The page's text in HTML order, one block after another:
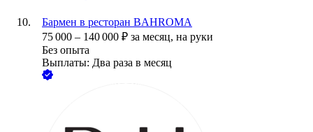
Бармен в ресторан BAHROMA
75 000 – 140 000 ₽ за месяц, на руки
Без опыта
Выплаты: Два раза в месяц